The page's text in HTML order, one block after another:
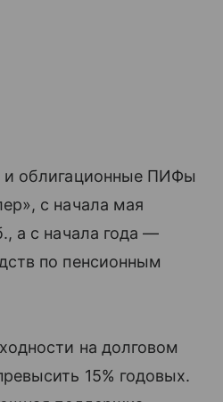
и облигационные ПИФы
с начала мая
а с начала года —
по пенсионным
на долговом
15% годовых.